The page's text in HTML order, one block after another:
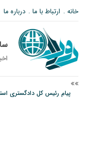
خانه ارتباط با ما درباره ما